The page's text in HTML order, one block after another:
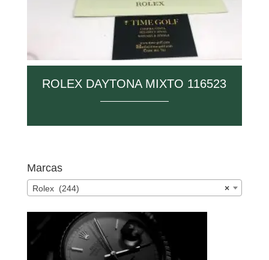
ROLEX DAYTONA MIXTO 116523
Marcas
×
Rolex (244)